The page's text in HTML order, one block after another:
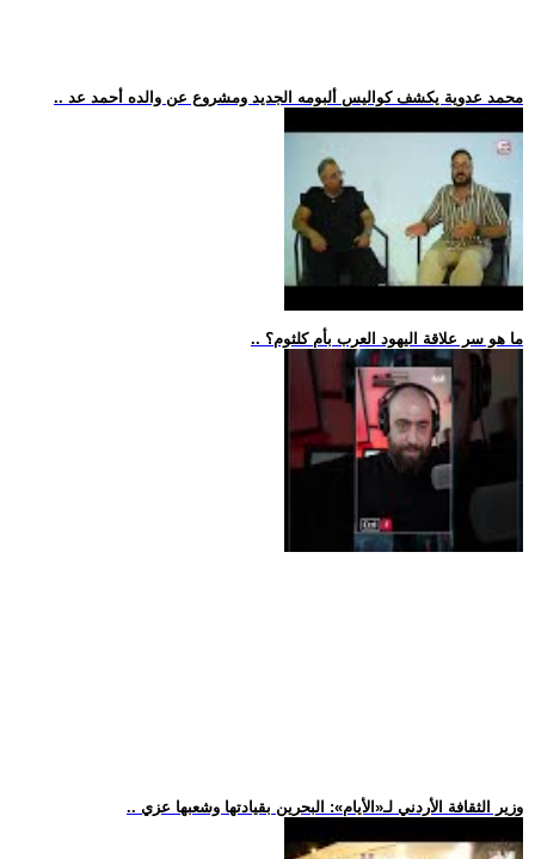
.. محمد عدوية يكشف كواليس ألبومه الجديد ومشروع عن والده أحمد عد
.. ما هو سر علاقة اليهود العرب بأم كلثوم؟
.. وزير الثقافة الأردني لـ«الأيام»: البحرين بقيادتها وشعبها عزي